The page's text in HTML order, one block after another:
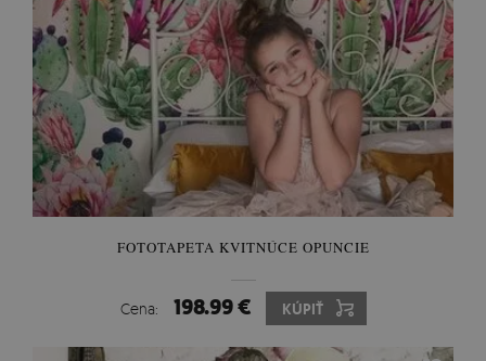
FOTOTAPETA KVITNÚCE OPUNCIE
Cena: 198.99 € KÚPIŤ